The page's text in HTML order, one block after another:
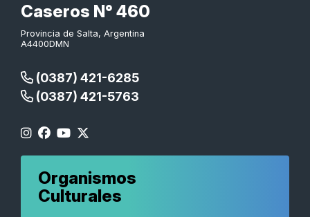
Caseros N° 460
Provincia de Salta, Argentina
A4400DMN
(0387) 421-6285
(0387) 421-5763
Organismos
Culturales